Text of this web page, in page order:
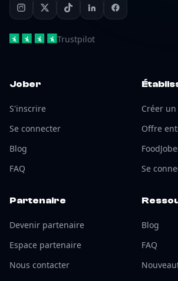
Trustpilot
Jober
S'inscrire
Se connecter
Blog
FAQ
Créer
Offre
Se
Partenaire
Devenir partenaire
Espace partenaire
Nous contacter
Blog
FAQ